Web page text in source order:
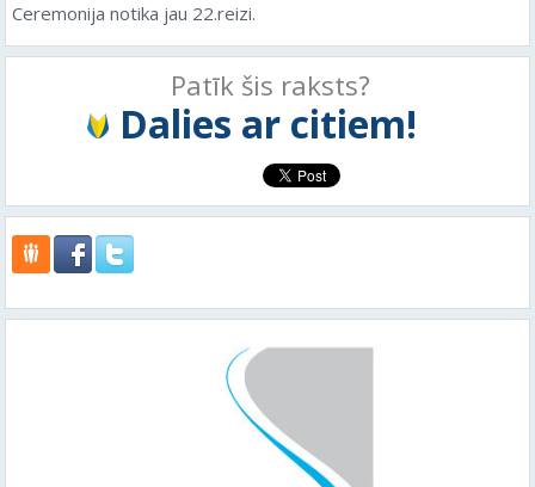
Ceremonija notika jau 22.reizi.
Patīk šis raksts?
Dalies ar citiem!